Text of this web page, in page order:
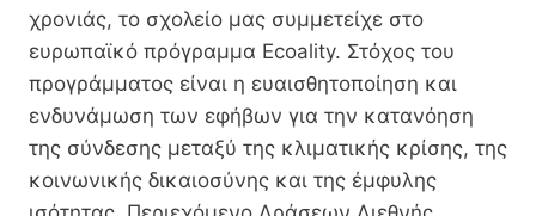
χρονιάς, το σχολείο μας συμμετείχε στο
ευρωπαϊκό πρόγραμμα Ecoality. Στόχος του
προγράμματος είναι η ευαισθητοποίηση και
ενδυνάμωση των εφήβων για την κατανόηση
της σύνδεσης μεταξύ της κλιματικής κρίσης, της
κοινωνικής δικαιοσύνης και της έμφυλης